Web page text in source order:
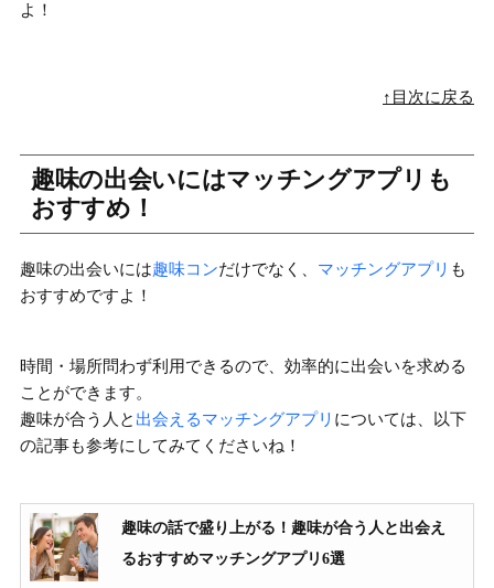
よ！
↑目次に戻る
趣味の出会いにはマッチングアプリも
おすすめ！
趣味の出会いには趣味コンだけでなく、 マッチングアプリ も
おすすめですよ！
時間・場所問わず利用できるので、効率的に出会いを求める
ことができます。
趣味が合う人と 出会えるマッチングアプリ については、以下
の記事も参考にしてみてくださいね！
趣味の話で盛り上がる！趣味が合う人と出会え
るおすすめマッチングアプリ6選